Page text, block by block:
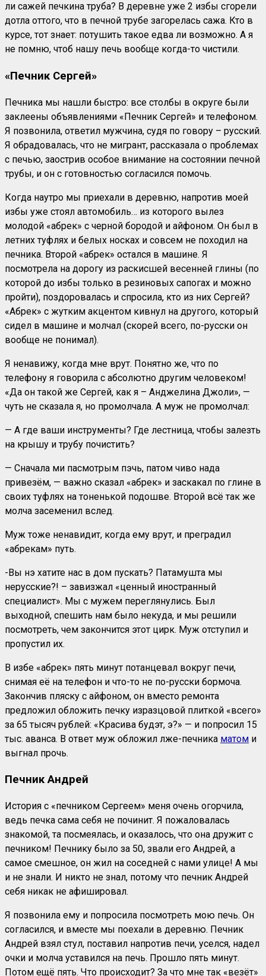
ли сажей печкина труба? В деревне уже 2 избы сгорели
дотла оттого, что в печной трубе загорелась сажа. Кто в
курсе, тот знает: потушить такое едва ли возможно. А я
не помню, чтоб нашу печь вообще когда-то чистили.
«Печник Сергей»
Печника мы нашли быстро: все столбы в округе были
заклеены объявлениями «Печник Сергей» и телефоном.
Я позвонила, ответил мужчина, судя по говору – русский.
Я обрадовалась, что не мигрант, рассказала о проблемах
с печью, заострив особое внимание на состоянии печной
трубы, и он с готовностью согласился помочь.
Когда наутро мы приехали в деревню, напротив моей
избы уже стоял автомобиль… из которого вылез
молодой «абрек» с черной бородой и айфоном. Он был в
летних туфлях и белых носках и совсем не походил на
печника. Второй «абрек» остался в машине. Я
посмотрела на дорогу из раскисшей весенней глины (по
которой до избы только в резиновых сапогах и можно
пройти), поздоровалась и спросила, кто из них Сергей?
«Абрек» с жутким акцентом кивнул на другого, который
сидел в машине и молчал (скорей всего, по-русски он
вообще не понимал).
Я ненавижу, когда мне врут. Понятно же, что по
телефону я говорила с абсолютно другим человеком!
«Да он такой же Сергей, как я – Анджелина Джоли», —
чуть не сказала я, но промолчала. А муж не промолчал:
— А где ваши инструменты? Где лестница, чтобы залезть
на крышу и трубу почистить?
— Сначала ми пасмотрым пэчь, патом чиво нада
привезём, — важно сказал «абрек» и заскакал по глине в
своих туфлях на тоненькой подошве. Второй всё так же
молча засеменил вслед.
Муж тоже ненавидит, когда ему врут, и преградил
«абрекам» путь.
-Вы нэ хатите нас в дом пускать? Патамушта мы
нерусские?! – завизжал «ценный иностранный
специалист». Мы с мужем переглянулись. Был
выходной, спешить нам было некуда, и мы решили
посмотреть, чем закончится этот цирк. Муж отступил и
пропустил их.
В избе «абрек» пять минут потанцевал вокруг печи,
снимая её на телефон и что-то не по-русски бормоча.
Закончив пляску с айфоном, он вместо ремонта
предложил обложить печку изразцовой плиткой «всего»
за 65 тысяч рублей: «Красива будэт, э?» — и попросил 15
тыс. аванса. В ответ муж обложил лже-печника матом и
выгнал прочь.
Печник Андрей
История с «печником Сергеем» меня очень огорчила,
ведь печка сама себя не починит. Я пожаловалась
знакомой, та посмеялась, и оказалось, что она дружит с
печником! Печнику было за 50, звали его Андрей, а
самое смешное, он жил на соседней с нами улице! А мы
и не знали. И никто не знал, потому что печник Андрей
себя никак не афишировал.
Я позвонила ему и попросила посмотреть мою печь. Он
согласился, и вместе мы поехали в деревню. Печник
Андрей взял стул, поставил напротив печи, уселся, надел
очки и молча уставился на печь. Прошло пять минут.
Потом ещё пять. Что происходит? За что мне так «везёт»